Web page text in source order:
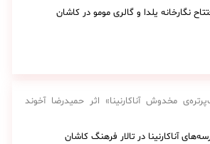
نگارخانه یلدا و گالری مومو در کاشان
مخدوش آناکارنینا» اثر حمیدرضا آخوند
آناکارنینا در تالار فرهنگ کاشان